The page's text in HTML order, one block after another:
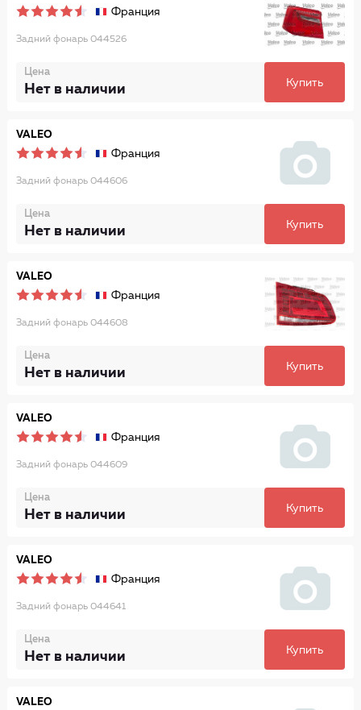
Франция
Задний фонарь 044526
Цена
Нет в наличии Купить
VALEO
Франция
Задний фонарь 044606
Цена
Нет в наличии Купить
VALEO
Франция
Задний фонарь 044608
Цена
Нет в наличии Купить
VALEO
Франция
Задний фонарь 044609
Цена
Нет в наличии Купить
VALEO
Франция
Задний фонарь 044641
Цена
Нет в наличии Купить
VALEO